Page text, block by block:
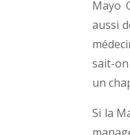
Mayo
aussi
sait-
un
Si la